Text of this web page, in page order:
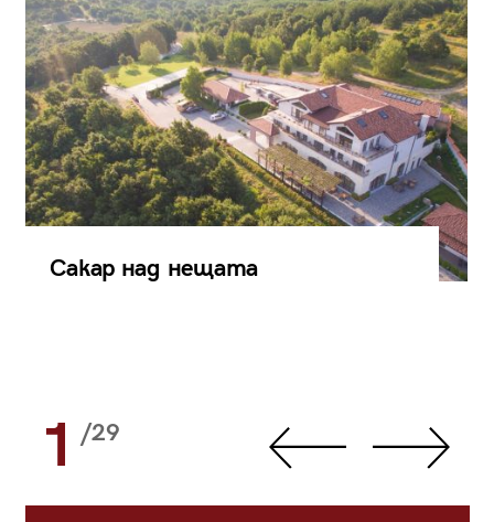
Сакар над нещата
1 /29